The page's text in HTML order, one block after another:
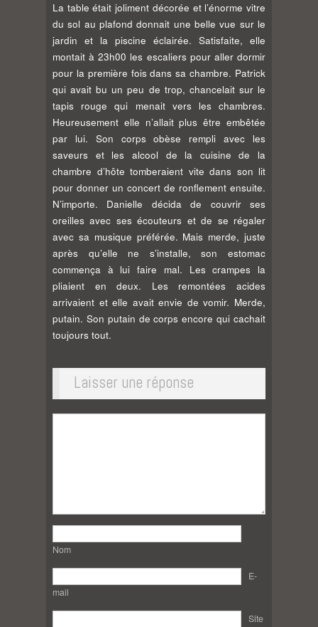
La table était joliment décorée et l’énorme vitre
du sol au plafond donnait une belle vue sur le
jardin et la piscine éclairée. Satisfaite, elle
montait à 23h00 les escaliers pour aller dormir
pour la première fois dans sa chambre. Patrick
qui avait bu un peu de trop, chancelait sur le
tapis rouge qui menait vers les chambres.
Heureusement elle n’allait plus être embêtée
par lui. Son corps obèse rempli avec les
saveurs et les alcool de la cuisine de la
chambre d’hôte tomberaient vite dans son lit
pour donner un concert de ronflement ensuite.
N’importe. Danielle décida de couvrir ses
oreilles avec ses écouteurs et de se régaler
avec sa musique préférée. Mais merde, juste
après qu’elle ne s’installe, son estomac
commença à lui faire mal. Les crampes la
pliaient en deux. Les remontées acides
arrivaient et elle avait envie de vomir. Merde,
putain. Son putain de corps encore qui cachait
toujours tout.
Laisser une réponse
Nom
E-
mail
Site